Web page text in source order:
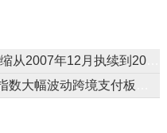
续到2009年6月-尊龙凯龙时官网进入网页
的行情波动绝非巧合-尊龙凯龙时官网进入网页